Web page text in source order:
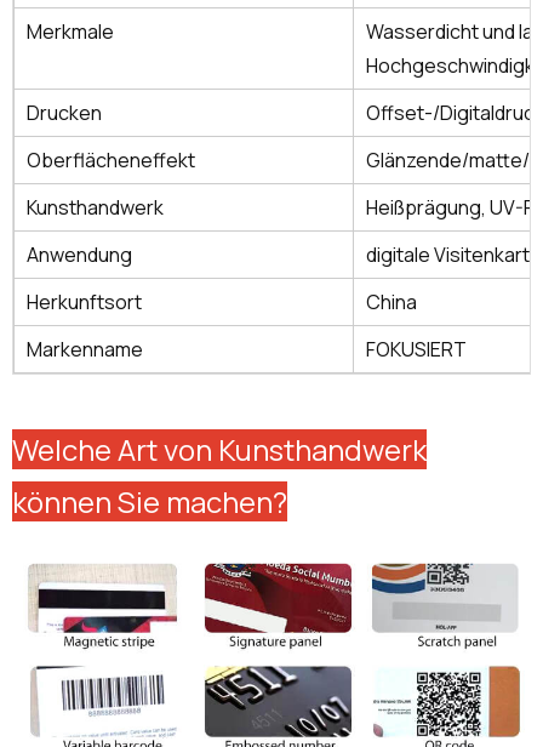
Merkmale
Wasserdicht und
Drucken
Offset-/
Oberflächeneffekt
Glänzende/matte/
Kunsthandwerk
Heißprägung, UV-
Anwendung
digitale
Herkunftsort
China
Markenname
FOKUSIERT
Welche Art von Kunsthandwerk
können Sie machen?